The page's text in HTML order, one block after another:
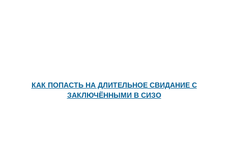
КАК ПОПАСТЬ НА ДЛИТЕЛЬНОЕ СВИДАНИЕ С
ЗАКЛЮЧЁННЫМИ В СИЗО